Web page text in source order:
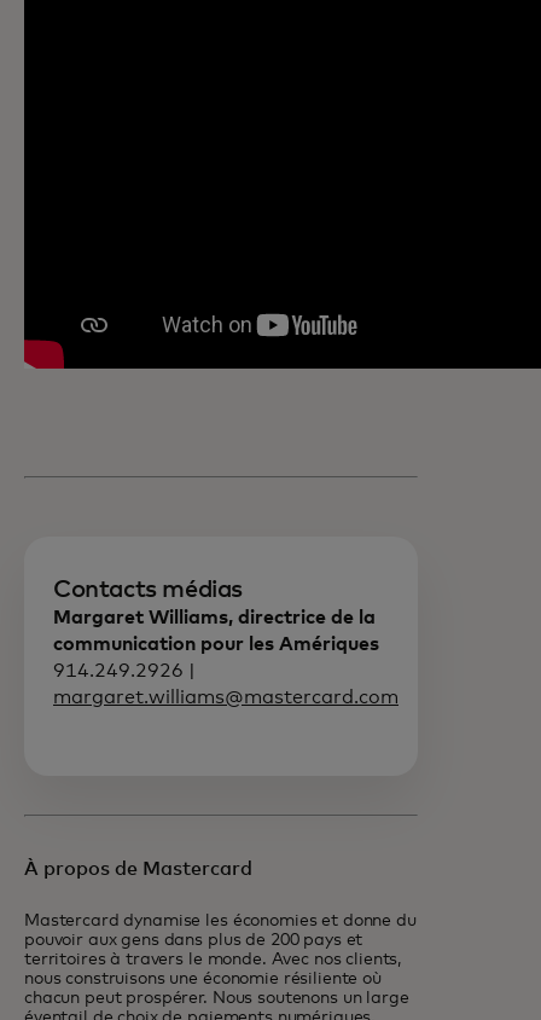
Contacts médias
Margaret Williams, directrice de la
communication pour les Amériques
914.249.2926 |
margaret.williams@mastercard.com
À propos de Mastercard
Mastercard dynamise les économies et donne du
pouvoir aux gens dans plus de 200 pays et
territoires à travers le monde. Avec nos clients,
nous construisons une économie résiliente où
chacun peut prospérer. Nous soutenons un large